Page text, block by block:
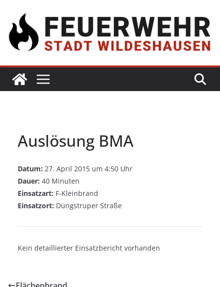
Auslösung BMA
Datum: 27. April 2015 um 4:50 Uhr
Dauer: 40 Minuten
Einsatzart: F-Kleinbrand
Einsatzort: Düngstruper Straße
Kein detaillierter Einsatzbericht vorhanden